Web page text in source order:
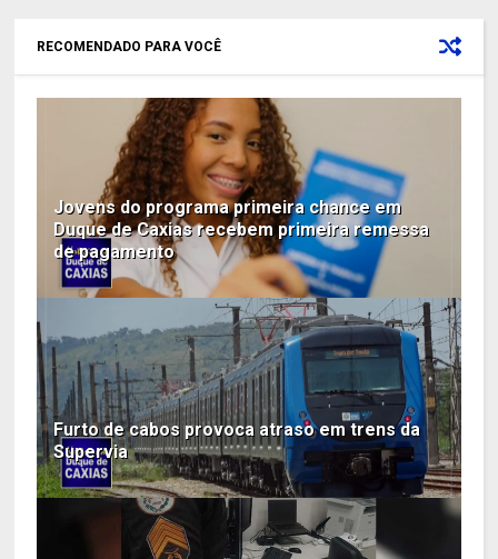
RECOMENDADO PARA VOCÊ
Jovens do programa primeira chance em
Duque de Caxias recebem primeira remessa
de pagamento
Furto de cabos provoca atraso em trens da
Supervia